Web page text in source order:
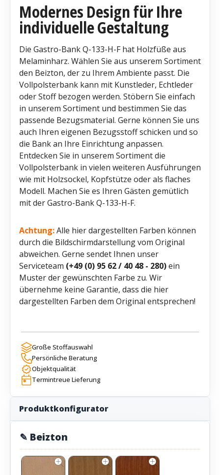
Modernes Design für Ihre
individuelle Gestaltung
Die Gastro-Bank Q-133-H-F hat Holzfüße aus
Melaminharz. Wählen Sie aus unserem Sortiment
den Beizton, der zu Ihrem Ambiente passt. Die
Vollpolsterbank kann mit Kunstleder, Echtleder
oder Stoff bezogen werden. Stöbern Sie einfach
in unserem Sortiment und bestimmen Sie das
passende Bezugsmaterial. Gerne können Sie uns
auch Ihren eigenen Bezugsstoff schicken und so
die Bank an Ihre Einrichtung anpassen.
Entdecken Sie in unserem Sortiment die
Vollpolsterbank in vielen weiteren Ausführungen
wie mit Holzsockel, Kopfstütze oder als flaches
Modell. Machen Sie es Ihren Gästen gemütlich
mit der Gastro-Bank Q-133-H-F.
Achtung:Alle hier dargestellten Farben können
durch die Bildschirmdarstellung vom Original
abweichen. Gerne sendet Ihnen unser
Serviceteam (+49 (0) 95 62 / 40 48 - 280)ein
Muster der gewünschten Farbe zu. Wir
übernehme keine Garantie, dass die hier
dargestellten Farben dem Original entsprechen!
Große Stoffauswahl
Persönliche Beratung
Objektqualität
Termintreue Lieferung
Produktkonfigurator
✎ Beizton